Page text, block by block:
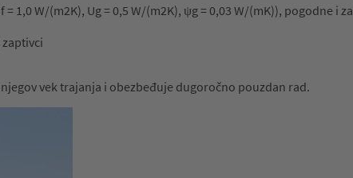
1,0 W/(m2K), Ug = 0,5 W/(m2K), ψg = 0,03 W/(mK)), pogodne i za
vek trajanja i obezbeđuje dugoročno pouzdan rad.